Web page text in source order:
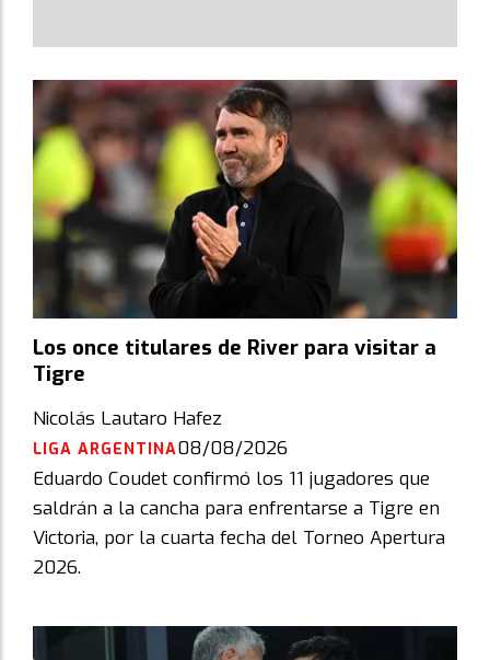
Los once titulares de River para visitar a
Tigre
Nicolás Lautaro Hafez
LIGA ARGENTINA08/08/2026
Eduardo Coudet confirmó los 11 jugadores que
saldrán a la cancha para enfrentarse a Tigre en
Victoria, por la cuarta fecha del Torneo Apertura
2026.